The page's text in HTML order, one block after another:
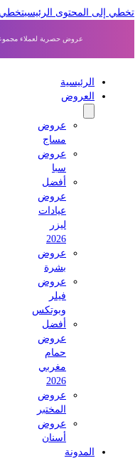
إلى المحتوى الرئيسي تخطي إلى
عروض حصرية لعملاء مجموعة
الرئيسية
العروض
عروض
مساج
عروض
أفضل
عروض
عيادات
عروض
بشرة
عروض
وبوتكس
أفضل
عروض
حمام
مغربي
عروض
المختبر
عروض
أسنان
المدونة